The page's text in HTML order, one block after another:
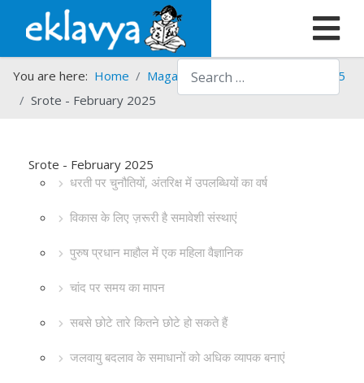
Search
You are here: Home Magazines Srote
Srote - 2025
Srote - February 2025
Srote - February 2025
धरती पर चुनौतियों, अंतरिक्ष में उपलब्धियों का वर्ष
विकास के लिए ज़रूरी है समावेशी संस्थाएं
पुरुष प्रधान माहौल में एक महिला वैज्ञानिक
चांद पर समय का मापन
सबसे छोटे तारे कितने छोटे हो सकते हैं
जलवायु बदलाव के समाधानों को अधिक व्यापक बनाएं